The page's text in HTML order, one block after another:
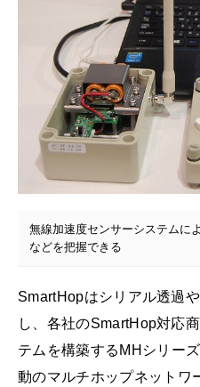
無線加速度センサーシステムに
などを把握できる
SmartHopはシリアル透過
し、各社のSmartHop対応
テムを構築するMHシリー
動のマルチホップネットワ